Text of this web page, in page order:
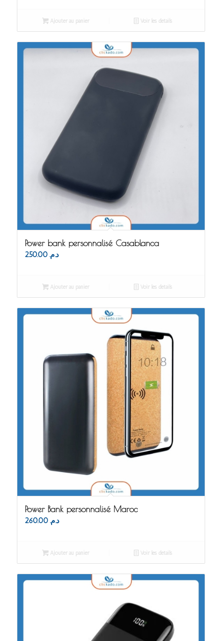
Ajouter au panier Voir les détails
Power bank personnalisé Casablanca
د.م. 250.00
Ajouter au panier Voir les détails
Power Bank personnalisé Maroc
د.م. 260.00
Ajouter au panier Voir les détails